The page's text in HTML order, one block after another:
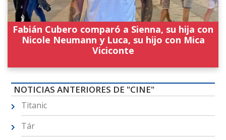
Fabián Cubero comparó a Sienna, su hija con
Nicole Neumann y Luca, su hijo con Mica
Viciconte
NOTICIAS ANTERIORES DE "CINE"
Titanic
Tár